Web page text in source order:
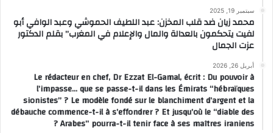
سبتمبر 19, 2025
محمد زيان ضد قلب المخزن: عبد اللطيف الحموشي وعبد الوافي أبو
لفيت يتحكمون بالعدالة والمال والإعلام في المغرب” بقلم الدكتور
عزت الجمال
أبريل 26, 2026
Le rédacteur en chef, Dr Ezzat El-Gamal, écrit : Du pouvoir à
l’impasse… que se passe-t-il dans les Émirats “hébraïques
sionistes” ? Le modèle fondé sur le blanchiment d’argent et la
débauche commence-t-il à s’effondrer ? Et jusqu’où le “diable des
Arabes” pourra-t-il tenir face à ses maîtres iraniens ?